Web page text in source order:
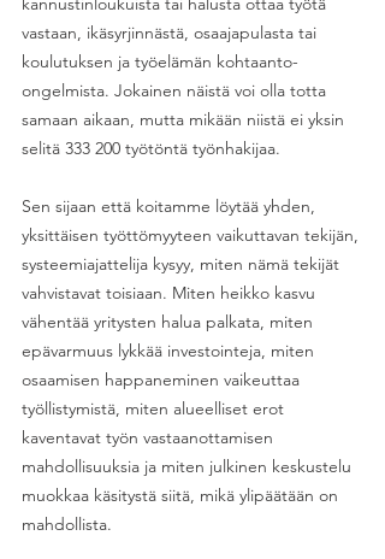
vastaan, ikäsyrjinnästä, osaajapulasta tai
koulutuksen ja työelämän kohtaanto-
ongelmista. Jokainen näistä voi olla totta
samaan aikaan, mutta mikään niistä ei yksin
selitä 333 200 työtöntä työnhakijaa.
Sen sijaan että koitamme löytää yhden,
yksittäisen työttömyyteen vaikuttavan tekijän,
systeemiajattelija kysyy, miten nämä tekijät
vahvistavat toisiaan. Miten heikko kasvu
vähentää yritysten halua palkata, miten
epävarmuus lykkää investointeja, miten
osaamisen happaneminen vaikeuttaa
työllistymistä, miten alueelliset erot
kaventavat työn vastaanottamisen
mahdollisuuksia ja miten julkinen keskustelu
muokkaa käsitystä siitä, mikä ylipäätään on
mahdollista.